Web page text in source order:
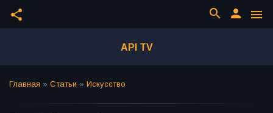
share menu
person
search
API TV
Главная » Статьи » Искусство